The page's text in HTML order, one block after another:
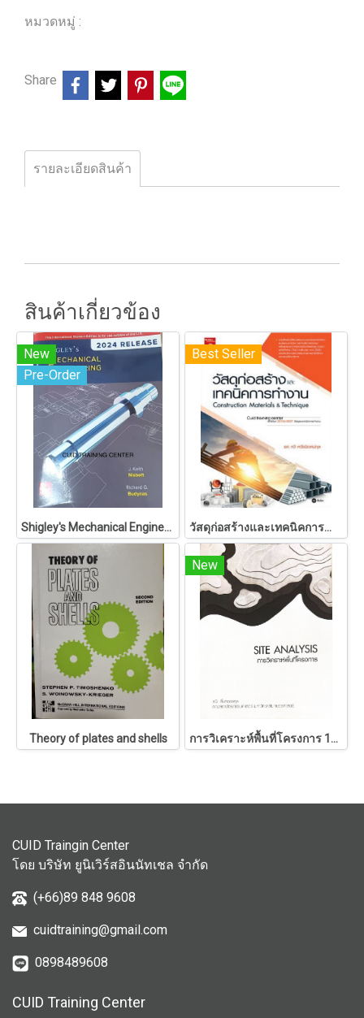
หมวดหมู่ :
Share
รายละเอียดสินค้า
สินค้าเกี่ยวข้อง
New
Pre-Order
Shigley's Mechanical Engineering Design
Best Seller
วัสดุก่อสร้างและเทคนิคการทำงาน (ปวส.) (รหัสวิชา 30106-0007)
Theory of plates and shells
New
การวิเคราะห์พื้นที่โครงการ 146
CUID Traingin Center
โดย บริษัท ยูนิเวิร์สอินนัทเชล จำกัด
(+66)89 848 9608
cuidtraining@gmail.com
0898489608
CUID Training Center